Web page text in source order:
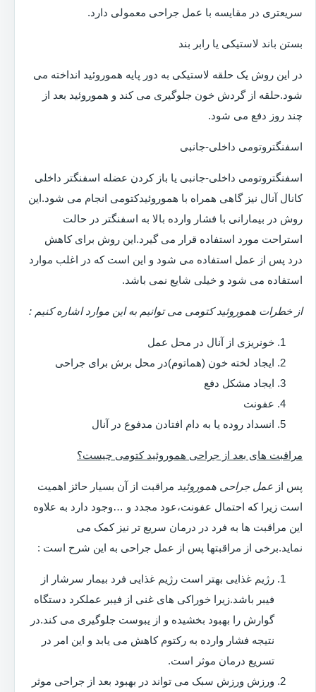
سریعتری در مقایسه با عمل جراحی معمولی دارد.
بستن باند لاستیکی یا رابر بند
در این روش یک حلقه لاستیکی به دور پایه هموروئید انداخته می
شود.حلقه از گردش خون جلوگیری می کند و هموروئید بعد از
چند روز دفع می شود.
اسفنگتروتومی داخلی-جانبی
اسفنگتروتومی داخلی-جانبی یا باز کردن عضله اسفنگتر داخلی
کانال آنال نیز گاهی همراه با هموروئیدکتومی انجام می شود.این
روش در بیمارانی با فشار وارده بالا به اسفنگتر در حالت
استراحت مورد استفاده قرار می گیرد.این روش برای کاهش
درد پس از عمل استفاده می شود و این است که در اغلب موارد
استفاده می شود و خیلی شایع نمی باشد.
از خطرات هموروئید کتومی می توانیم به این موارد اشاره کنیم :
خونریزی از آنال در محل عمل
ایجاد لخته خون (هماتوم)در محل برش برای جراحی
ایجاد مشکل دفع
عفونت
انسداد روده یا به دام افتادن مدفوع در آنال
مراقبت های بعد از جراحی هموروئید کتومی چیست؟
پس از عمل جراحی هموروئید مراقبت از آن بسیار حائز اهمیت
است زیرا که احتمال عفونت،عود مجدد و …وجود دارد به علاوه
این مراقبت ها به فرد در درمان سریع تر نیز کمک می
نماید.برخی از مراقبتها پس از عمل جراحی به این شرح است :
رژیم غذایی بهتر است رژیم غذایی فرد بیمار سرشار از
فیبر باشد.زیرا خوراکی های غنی از فیبر عملکرد دستگاه
گوارش را بهبود بخشیده و از یبوست جلوگیری می کند.در
نتیجه فشار وارده به رکتوم کاهش می یابد و این امر در
تسریع درمان موثر است.
ورزش ورزش سبک می تواند در بهبود بعد از جراحی موثر